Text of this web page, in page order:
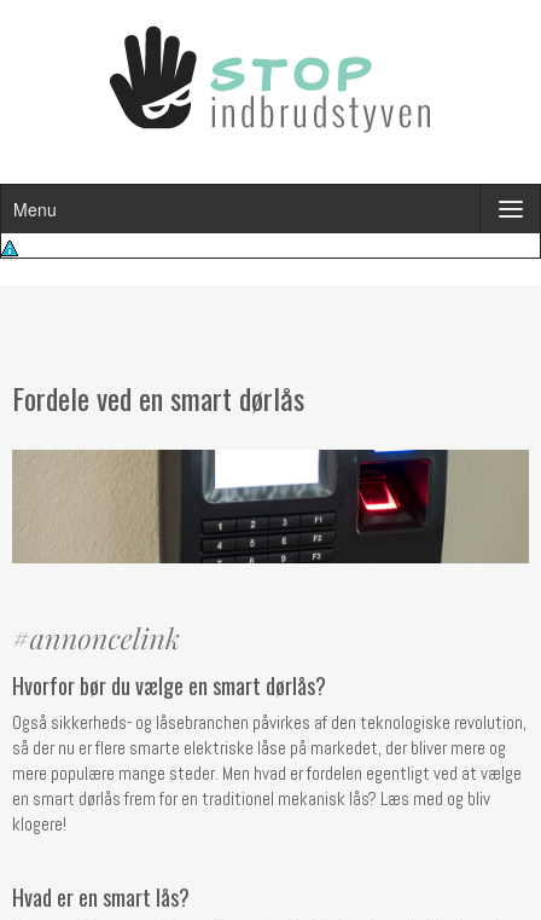
Menu
Fordele ved en smart dørlås
Hvorfor bør du vælge en smart dørlås?
Også sikkerheds- og låsebranchen påvirkes af den teknologiske revolution,
så der nu er flere smarte elektriske låse på markedet, der bliver mere og
mere populære mange steder. Men hvad er fordelen egentligt ved at vælge
en smart dørlås frem for en traditionel mekanisk lås? Læs med og bliv
klogere!
Hvad er en smart lås?